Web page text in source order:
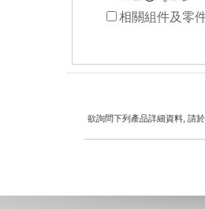
相關組件及零
欲詢問下列產品詳細資料, 請